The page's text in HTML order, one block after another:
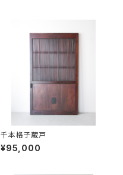
千本格子蔵戸
¥95,000